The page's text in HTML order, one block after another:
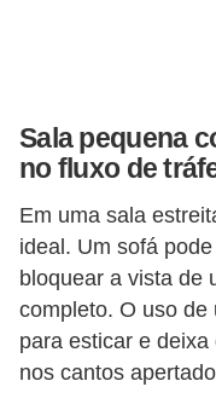
Sala pequena
no fluxo de
Em uma sala
ideal. Um sofá
bloquear a vista de
completo. O uso de
para esticar e
nos cantos